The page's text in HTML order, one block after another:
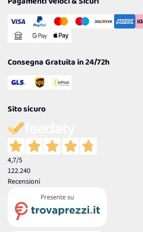
Gestisci Cookie
Reso Facile e Veloce
Consegna Gratuita in 24/72h
Sito sicuro
4,7/5
122.240
Recensioni